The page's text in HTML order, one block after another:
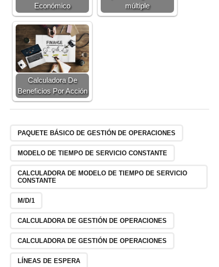
Económico
múltiple
Calculadora De
Beneficios Por Acción
PAQUETE BÁSICO DE GESTIÓN DE OPERACIONES
MODELO DE TIEMPO DE SERVICIO CONSTANTE
CALCULADORA DE MODELO DE TIEMPO DE SERVICIO
CONSTANTE
M/D/1
CALCULADORA DE GESTIÓN DE OPERACIONES
CALCULADORA DE GESTIÓN DE OPERACIONES
LÍNEAS DE ESPERA